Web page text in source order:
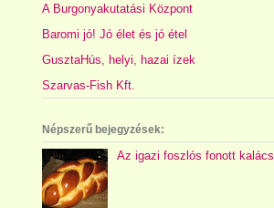
A Burgonyakutatási Központ
Baromi jó! Jó élet és jó étel
GusztaHús, helyi, hazai ízek
Szarvas-Fish Kft.
Népszerű bejegyzések:
Az igazi foszlós fonott kalács